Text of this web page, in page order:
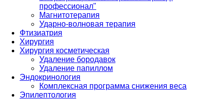
профессионал"
Магнитотерапия
Ударно-волновая терапия
Фтизиатрия
Хирургия
Хирургия косметическая
Удаление бородавок
Удаление папиллом
Эндокринология
Комплексная программа снижения веса
Эпилептология